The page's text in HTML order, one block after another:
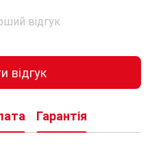
відгук
відгук
Гарантія